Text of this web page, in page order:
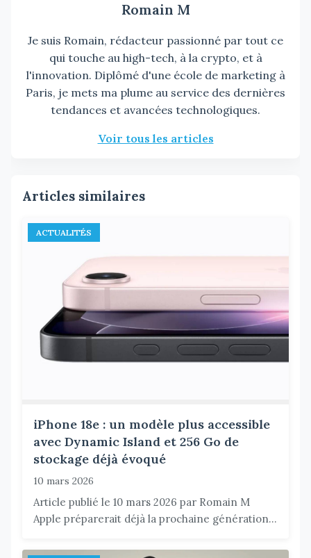
Romain M
Je suis Romain, rédacteur passionné par tout ce
qui touche au high-tech, à la crypto, et à
l'innovation. Diplômé d'une école de marketing à
Paris, je mets ma plume au service des dernières
tendances et avancées technologiques.
Voir tous les articles
Articles similaires
ACTUALITÉS
iPhone 18e : un modèle plus accessible
avec Dynamic Island et 256 Go de
stockage déjà évoqué
10 mars 2026
Article publié le 10 mars 2026 par Romain M
Apple préparerait déjà la prochaine génération...